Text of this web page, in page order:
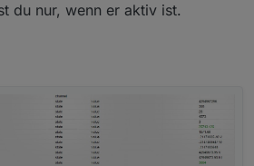
du nur, wenn er aktiv ist.